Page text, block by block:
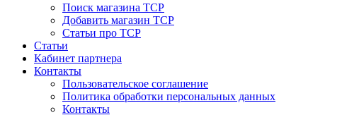
Поиск магазина ТСР
Добавить магазин ТСР
Статьи про ТСР
Статьи
Кабинет партнера
Контакты
Пользовательское соглашение
Политика обработки персональных данных
Контакты